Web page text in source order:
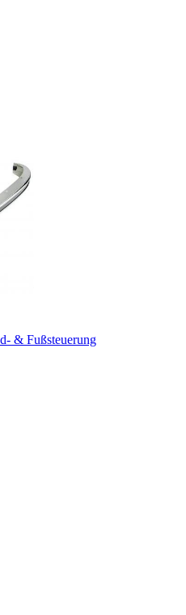
& Fußsteuerung